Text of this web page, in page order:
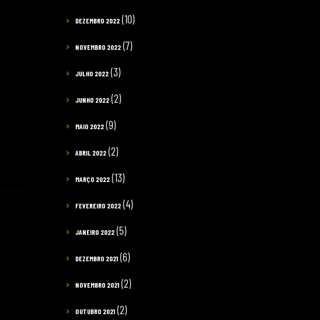
DEZEMBRO 2022 (10)
NOVEMBRO 2022 (7)
JULHO 2022 (3)
JUNHO 2022 (2)
MAIO 2022 (9)
ABRIL 2022 (2)
MARÇO 2022 (13)
FEVEREIRO 2022 (4)
JANEIRO 2022 (5)
DEZEMBRO 2021 (6)
NOVEMBRO 2021 (2)
OUTUBRO 2021 (2)